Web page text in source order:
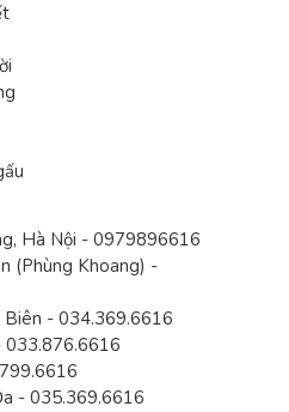
Hà Nội - 0979896616
(Phùng Khoang) -
Biên - 034.369.6616
033.876.6616
- 035.369.6616